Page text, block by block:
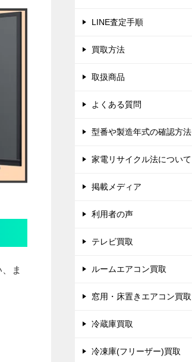
ま
LINE査定手順
買取方法
取扱商品
よくある質問
型番や製造年式の確認方法
家電リサイクル法について
掲載メディア
利用者の声
テレビ買取
ルームエアコン買取
窓用・床置きエアコン買取
冷蔵庫買取
冷凍庫(フリーザー)買取